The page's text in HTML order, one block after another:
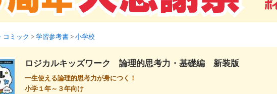
コミック > 学習参考書 > 小学校
ロジカルキッズワーク 論理的思考力・基礎編 新装版
一生使える論理的思考力が身につく！
小学１年～３年向け